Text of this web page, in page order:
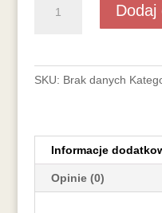
Anyż
Dodaj
SKU: Brak danych
Informacje
Opinie (0)